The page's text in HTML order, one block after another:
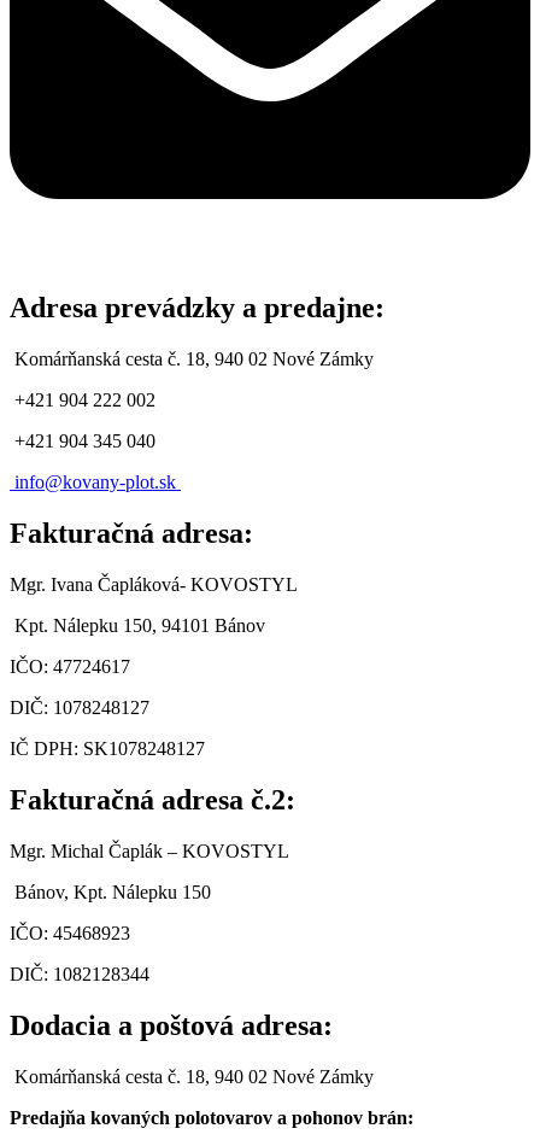
Adresa prevádzky a predajne:
Komárňanská cesta č. 18, 940 02 Nové Zámky
+421 904 222 002
+421 904 345 040
info@kovany-plot.sk
Fakturačná adresa:
Mgr. Ivana Čapláková- KOVOSTYL
Kpt. Nálepku 150, 94101 Bánov
IČO: 47724617
DIČ: 1078248127
IČ DPH: SK1078248127
Fakturačná adresa č.2:
Mgr. Michal Čaplák – KOVOSTYL
Bánov, Kpt. Nálepku 150
IČO: 45468923
DIČ: 1082128344
Dodacia a poštová adresa:
Komárňanská cesta č. 18, 940 02 Nové Zámky
Predajňa kovaných polotovarov a pohonov brán: